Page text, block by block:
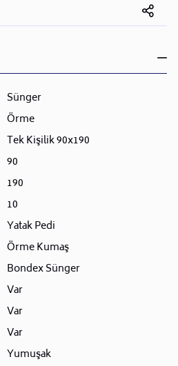
Sünger
Örme
Tek Kişilik 90x190
90
190
10
Yatak Pedi
Örme Kumaş
Bondex Sünger
Var
Var
Var
Yumuşak